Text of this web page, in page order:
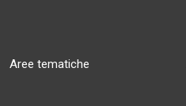
Aree tematiche